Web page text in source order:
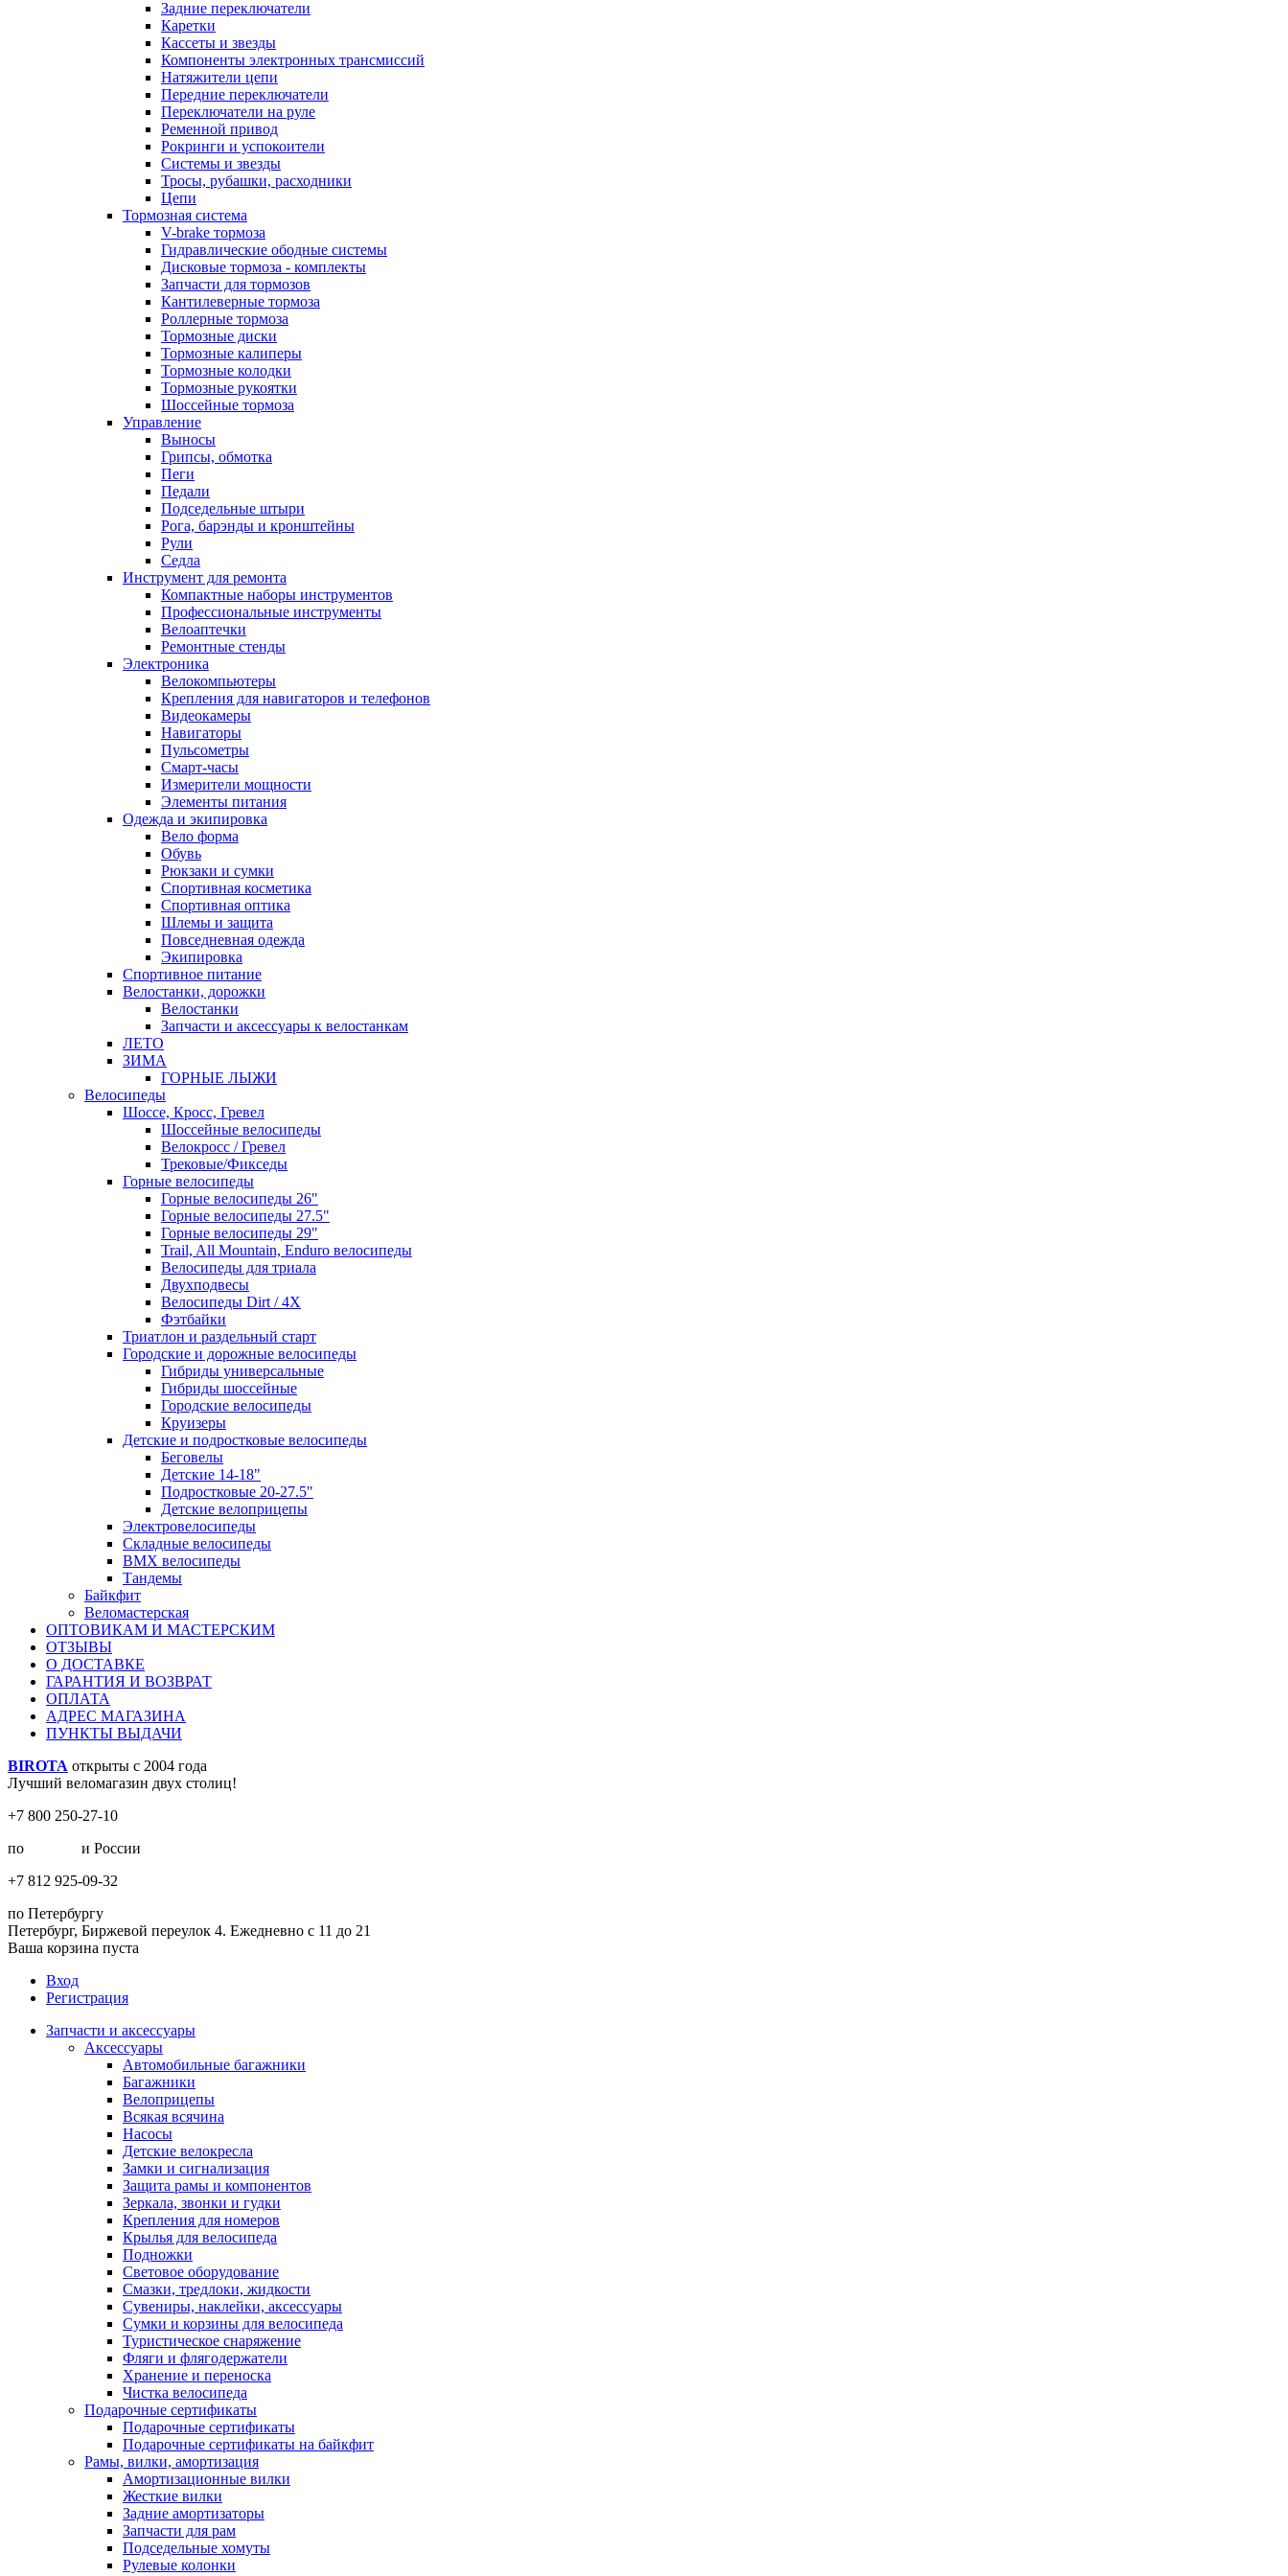
Задние переключатели
Каретки
Кассеты и звезды
Компоненты электронных трансмиссий
Натяжители цепи
Передние переключатели
Переключатели на руле
Ременной привод
Рокринги и успокоители
Системы и звезды
Тросы, рубашки, расходники
Цепи
Тормозная система
V-brake тормоза
Гидравлические ободные системы
Дисковые тормоза - комплекты
Запчасти для тормозов
Кантилеверные тормоза
Роллерные тормоза
Тормозные диски
Тормозные калиперы
Тормозные колодки
Тормозные рукоятки
Шоссейные тормоза
Управление
Выносы
Грипсы, обмотка
Пеги
Педали
Подседельные штыри
Рога, барэнды и кронштейны
Рули
Седла
Инструмент для ремонта
Компактные наборы инструментов
Профессиональные инструменты
Велоаптечки
Ремонтные стенды
Электроника
Велокомпьютеры
Крепления для навигаторов и телефонов
Видеокамеры
Навигаторы
Пульсометры
Смарт-часы
Измерители мощности
Элементы питания
Одежда и экипировка
Вело форма
Обувь
Рюкзаки и сумки
Спортивная косметика
Спортивная оптика
Шлемы и защита
Повседневная одежда
Экипировка
Спортивное питание
Велостанки, дорожки
Велостанки
Запчасти и аксессуары к велостанкам
ЛЕТО
ЗИМА
ГОРНЫЕ ЛЫЖИ
Велосипеды
Шоссе, Кросс, Гревел
Шоссейные велосипеды
Велокросс / Гревел
Трековые/Фикседы
Горные велосипеды
Горные велосипеды 26"
Горные велосипеды 27.5"
Горные велосипеды 29"
Trail, All Mountain, Enduro велосипеды
Велосипеды для триала
Двухподвесы
Велосипеды Dirt / 4X
Фэтбайки
Триатлон и раздельный старт
Городские и дорожные велосипеды
Гибриды универсальные
Гибриды шоссейные
Городские велосипеды
Круизеры
Детские и подростковые велосипеды
Беговелы
Детские 14-18"
Подростковые 20-27.5"
Детские велоприцепы
Электровелосипеды
Складные велосипеды
BMX велосипеды
Тандемы
Байкфит
Веломастерская
ОПТОВИКАМ И МАСТЕРСКИМ
ОТЗЫВЫ
О ДОСТАВКЕ
ГАРАНТИЯ И ВОЗВРАТ
ОПЛАТА
АДРЕС МАГАЗИНА
ПУНКТЫ ВЫДАЧИ
BIROTA открыты с 2004 года
Лучший веломагазин двух столиц!
+7 800 250-27-10
по
и России
+7 812 925-09-32
по Петербургу
Петербург, Биржевой переулок 4. Ежедневно с 11 до 21
Ваша корзина пуста
Вход
Регистрация
Запчасти и аксессуары
Аксессуары
Автомобильные багажники
Багажники
Велоприцепы
Всякая всячина
Насосы
Детские велокресла
Замки и сигнализация
Защита рамы и компонентов
Зеркала, звонки и гудки
Крепления для номеров
Крылья для велосипеда
Подножки
Световое оборудование
Смазки, тредлоки, жидкости
Сувениры, наклейки, аксессуары
Сумки и корзины для велосипеда
Туристическое снаряжение
Фляги и флягодержатели
Хранение и переноска
Чистка велосипеда
Подарочные сертификаты
Подарочные сертификаты
Подарочные сертификаты на байкфит
Рамы, вилки, амортизация
Амортизационные вилки
Жесткие вилки
Задние амортизаторы
Запчасти для рам
Подседельные хомуты
Рулевые колонки